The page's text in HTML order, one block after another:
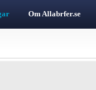
Om Allabrfer.se